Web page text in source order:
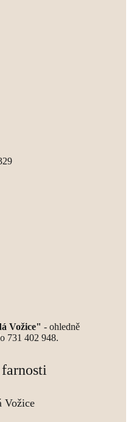
Vožice" - ohledně
731 402 948.
Vožice